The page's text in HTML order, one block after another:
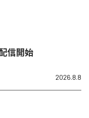
信開始
2026.8.8